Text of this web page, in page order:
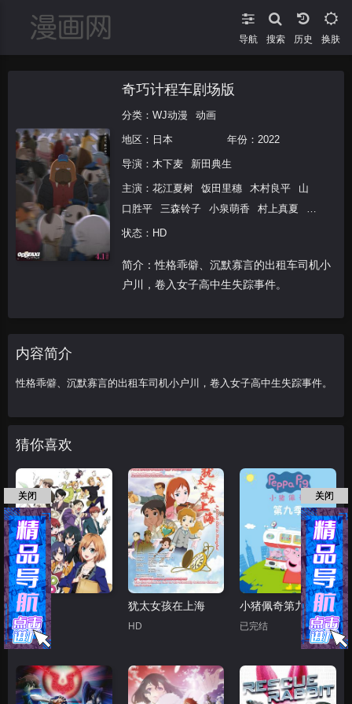
导航 搜索 换肤
奇巧计程车剧场版
分类： WJ动漫 动画
地区： 日本 年份： 2022
导演： 木下麦 新田典生
主演： 花江夏树 饭田里穗 木村良平
山
口胜平
三森铃子 小泉萌香 村上真夏
昴
生
亚生
状态：HD
简介：性格乖僻、沉默寡言的出租车司机小
户川，卷入女子高中生失踪事件。
内容简介
性格乖僻、沉默寡言的出租车司机小户川，卷入女子高中生失踪事件。
猜你喜欢
白箱
已完结
犹太女孩在上海
HD
小猪佩奇第九季
已完结
关闭 关闭